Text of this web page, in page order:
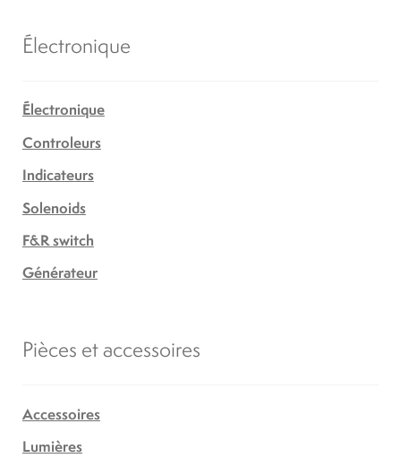
Électronique
Électronique
Controleurs
Indicateurs
Solenoids
F&R switch
Générateur
Pièces et accessoires
Accessoires
Lumières